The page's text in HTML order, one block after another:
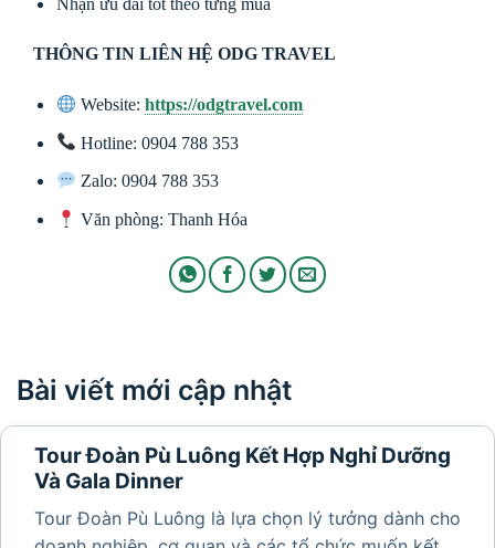
THÔNG TIN LIÊN HỆ ODG TRAVEL
Website:https://odgtravel.com
Hotline: 0904 788 353
Zalo: 0904 788 353
Văn phòng: Thanh Hóa
Bài viết mới cập nhật
Tour Đoàn Pù Luông Kết Hợp Nghỉ Dưỡng
Và Gala Dinner
Tour Đoàn Pù Luông là lựa chọn lý tưởng dành cho